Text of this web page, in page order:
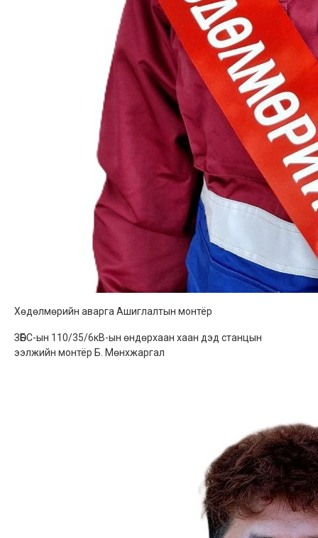
Хөдөлмөрийн аварга Ашиглалтын монтёр
ЗӨБС-ын 110/35/6кВ-ын өндөрхаан хаан дэд станцын
ээлжийн монтёр Б. Мөнхжаргал